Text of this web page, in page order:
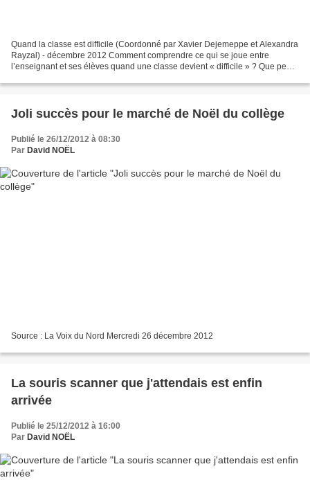
Quand la classe est difficile (Coordonné par Xavier Dejemeppe et Alexandra
Rayzal) - décembre 2012 Comment comprendre ce qui se joue entre
l’enseignant et ses élèves quand une classe devient « difficile » ? Que peut-
Joli succès pour le marché de Noël du collège
Publié le 26/12/2012 à 08:30
Par David NOËL
Source : La Voix du Nord Mercredi 26 décembre 2012
La souris scanner que j'attendais est enfin
arrivée
Publié le 25/12/2012 à 16:00
Par David NOËL